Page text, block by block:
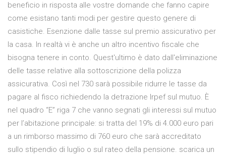
beneficio in risposta alle vostre domande che fanno capire
come esistano tanti modi per gestire questo genere di
casistiche. Esenzione dalle tasse sul premio assicurativo per
la casa. In realtà vi è anche un altro incentivo fiscale che
bisogna tenere in conto. Quest'ultimo è dato dall'eliminazione
delle tasse relative alla sottoscrizione della polizza
assicurativa. Così nel 730 sarà possibile ridurre le tasse da
pagare al fisco richiedendo la detrazione Irpef sul mutuo. È
nel quadro “E” riga 7 che vanno segnati gli interessi sul mutuo
per l’abitazione principale: si tratta del 19% di 4.000 euro pari
a un rimborso massimo di 760 euro che sarà accreditato
sullo stipendio di luglio o sul rateo della pensione. scarica un